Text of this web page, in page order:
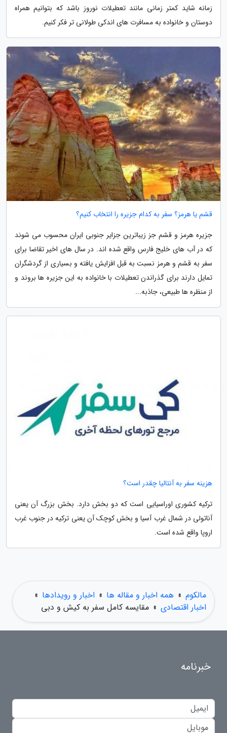
زمانه شاید کمتر زمانی مانند تعطیلات نوروز باشد که بتوانیم همراه
دوستان و خانواده به مسافرت های اندکی طولانی تر فکر کنیم.
قشم یا هرمز؟ سفر به کدام جزیره را انتخاب کنیم؟
جزیره هرمز و قشم جز زیباترین جزایر جنوبی ایران محسوب می شوند
که در آب های خلیج فارس واقع شده اند. در سال های اخیر تقاضا برای
سفر به قشم و هرمز نسبت به قبل افزایش یافته و بسیاری از گردشگران
تمایل دارند برای گذراندن تعطیلات با خانواده به این جزیره ها بروند و
از منظره ها طبیعی، جاذبه...
هزینه سفر به آنتالیا چقدر است؟
ترکیه کشوری اوراسیایی است که دو بخش دارد. بخش بزرگ آن یعنی
آناتولی در شمال غرب آسیا و بخش کوچک آن یعنی ترکیه در جنوب غرب
اروپا واقع شده است.
مالکوم » همه اخبار و مقاله ها » اخبار و رویدادها »
اخبار اقتصادی » مقایسه کامل سفر به کیش و دبی
خبرنامه